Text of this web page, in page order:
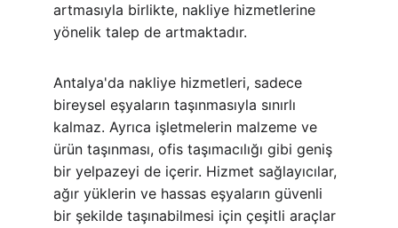
artmasıyla birlikte, nakliye hizmetlerine
yönelik talep de artmaktadır.
Antalya'da nakliye hizmetleri, sadece
bireysel eşyaların taşınmasıyla sınırlı
kalmaz. Ayrıca işletmelerin malzeme ve
ürün taşınması, ofis taşımacılığı gibi geniş
bir yelpazeyi de içerir. Hizmet sağlayıcılar,
ağır yüklerin ve hassas eşyaların güvenli
bir şekilde taşınabilmesi için çeşitli araçlar